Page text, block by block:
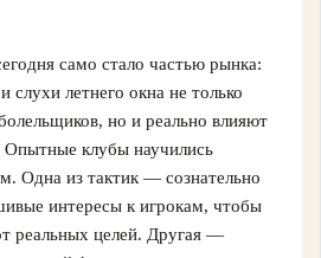
само стало частью рынка:
слухи летнего окна не только
но и реально влияют
Опытные клубы научились
Одна из тактик — сознательно
интересы к игрокам, чтобы
реальных целей. Другая —